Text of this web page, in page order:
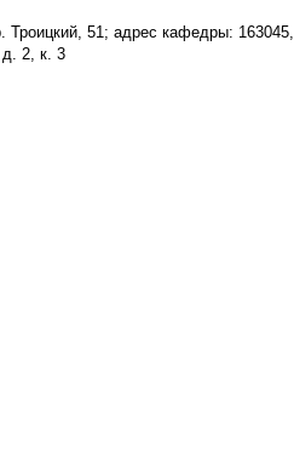
Троицкий, 51; адрес кафедры: 163045,
д. 2, к. 3